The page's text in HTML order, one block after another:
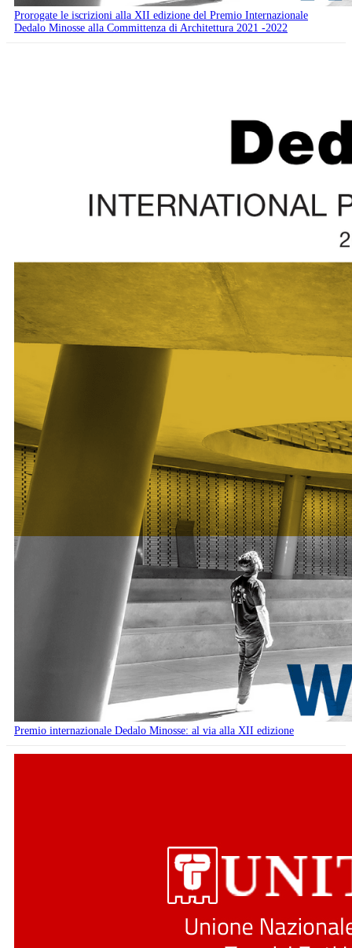
Prorogate le iscrizioni alla XII edizione del Premio Internazionale
Dedalo Minosse alla Committenza di Architettura 2021 -2022
Premio internazionale Dedalo Minosse: al via alla XII edizione